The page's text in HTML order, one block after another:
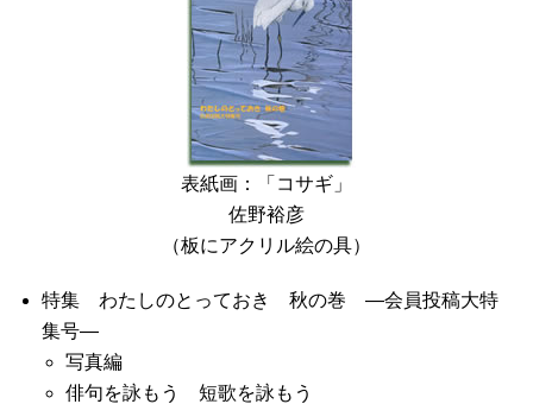
表紙画：「コサギ」
佐野裕彦
（板にアクリル絵の具）
特集 わたしのとっておき 秋の巻 ―会員投稿大特
集号―
写真編
俳句を詠もう 短歌を詠もう